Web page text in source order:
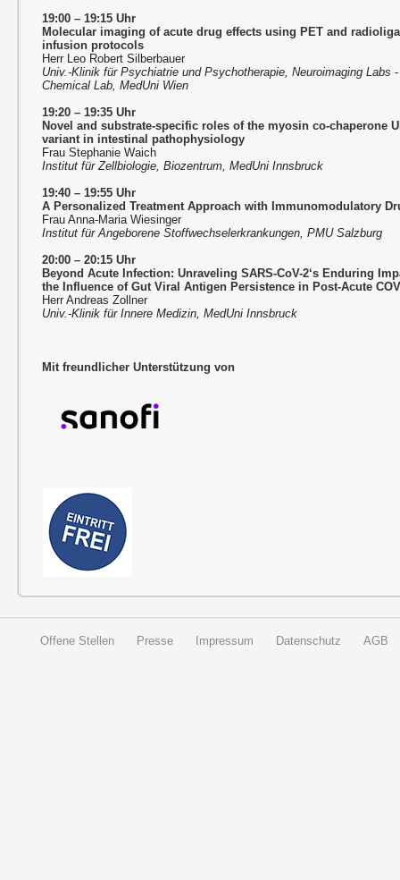
19:00 – 19:15 Uhr
Molecular imaging of acute drug effects using PET and
infusion protocols
Herr Leo Robert Silberbauer
Univ.-Klinik für Psychiatrie und Psychotherapie, Neuroimaging Labs
Chemical Lab, MedUni Wien
19:20 – 19:35 Uhr
Novel and substrate-specific roles of the myosin co-chaperone
variant in intestinal pathophysiology
Frau Stephanie Waich
Institut für Zellbiologie, Biozentrum, MedUni Innsbruck
19:40 – 19:55 Uhr
A Personalized Treatment Approach with Immunomodulatory
Frau Anna-Maria Wiesinger
Institut für Angeborene Stoffwechselerkrankungen, PMU Salzburg
20:00 – 20:15 Uhr
Beyond Acute Infection: Unraveling SARS-CoV-2‘s Enduring
the Influence of Gut Viral Antigen Persistence in Post-Acute
Herr Andreas Zollner
Univ.-Klinik für Innere Medizin, MedUni Innsbruck
Mit freundlicher Unterstützung von
Offene Stellen Presse Impressum Datenschutz AGB